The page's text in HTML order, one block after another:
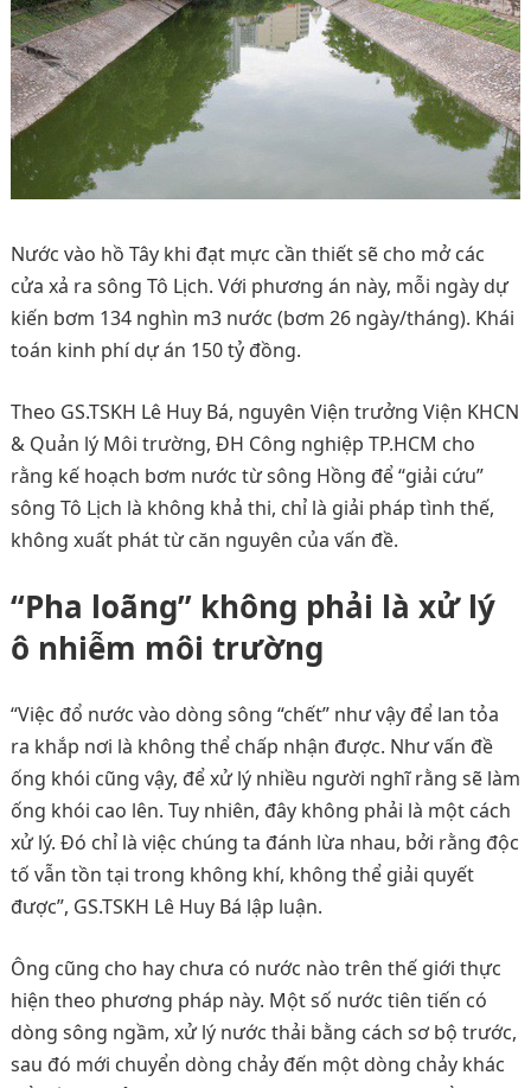
Nước vào hồ Tây khi đạt mực cần thiết sẽ cho mở các
cửa xả ra sông Tô Lịch. Với phương án này, mỗi ngày dự
kiến bơm 134 nghìn m3 nước (bơm 26 ngày/tháng). Khái
toán kinh phí dự án 150 tỷ đồng.
Theo GS.TSKH Lê Huy Bá, nguyên Viện trưởng Viện KHCN
& Quản lý Môi trường, ĐH Công nghiệp TP.HCM cho
rằng kế hoạch bơm nước từ sông Hồng để “giải cứu”
sông Tô Lịch là không khả thi, chỉ là giải pháp tình thế,
không xuất phát từ căn nguyên của vấn đề.
“Pha loãng” không phải là xử lý
ô nhiễm môi trường
“Việc đổ nước vào dòng sông “chết” như vậy để lan tỏa
ra khắp nơi là không thể chấp nhận được. Như vấn đề
ống khói cũng vậy, để xử lý nhiều người nghĩ rằng sẽ làm
ống khói cao lên. Tuy nhiên, đây không phải là một cách
xử lý. Đó chỉ là việc chúng ta đánh lừa nhau, bởi rằng độc
tố vẫn tồn tại trong không khí, không thể giải quyết
được”, GS.TSKH Lê Huy Bá lập luận.
Ông cũng cho hay chưa có nước nào trên thế giới thực
hiện theo phương pháp này. Một số nước tiên tiến có
dòng sông ngầm, xử lý nước thải bằng cách sơ bộ trước,
sau đó mới chuyển dòng chảy đến một dòng chảy khác